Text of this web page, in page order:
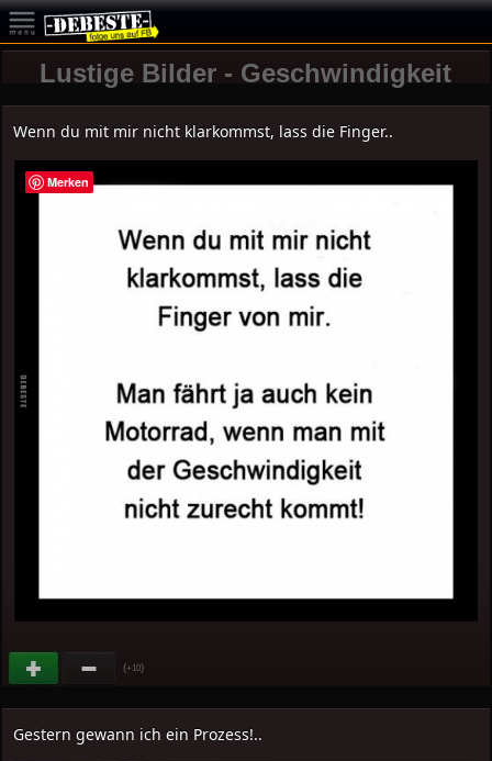
Lustige Bilder - Geschwindigkeit
Wenn du mit mir nicht klarkommst, lass die Finger..
(+10)
Gestern gewann ich ein Prozess!..
Merken